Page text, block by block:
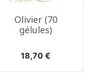
Olivier (70
gélules)
Prix
18,70 €